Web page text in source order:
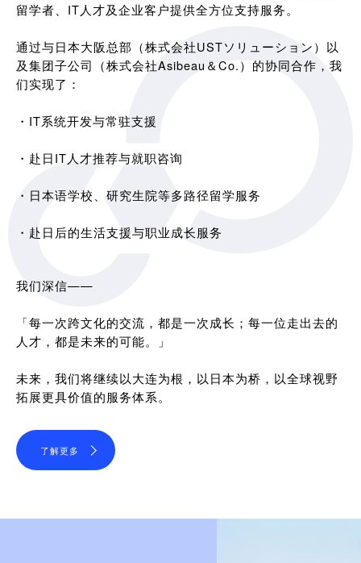
留学者、IT人才及企业客户提供全方位支持服务。
通过与日本大阪总部（株式会社USTソリューション）以
及集团子公司（株式会社Asibeau＆Co.）的协同合作，我
们实现了：
・IT系统开发与常驻支援
・赴日IT人才推荐与就职咨询
・日本语学校、研究生院等多路径留学服务
・赴日后的生活支援与职业成长服务
我们深信——
「每一次跨文化的交流，都是一次成长；每一位走出去的
人才，都是未来的可能。」
未来，我们将继续以大连为根，以日本为桥，以全球视野
拓展更具价值的服务体系。
了解更多